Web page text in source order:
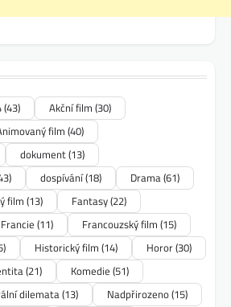
(43) Akční film (30)
film (40)
dokument(13)
dospívání(18) Drama(61)
film(13) Fantasy(22)
Francie (11) Francouzský film (15)
Historický film (14) Horor(30)
(21) Komedie (51)
dilemata(13) Nadpřirozeno(15)